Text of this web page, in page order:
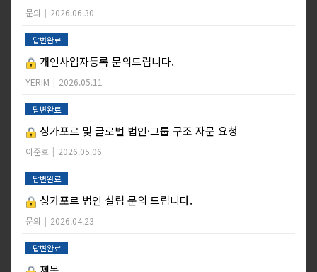
문의 | 2026.06.30
답변완료
개인사업자등록 문의드립니다.
YERIM | 2026.05.11
답변완료
싱가포르 및 글로벌 법인·그룹 구조 자문 요청
이준호 | 2026.05.06
답변완료
싱가포르 법인 설립 문의 드립니다.
문의 | 2026.04.23
답변완료